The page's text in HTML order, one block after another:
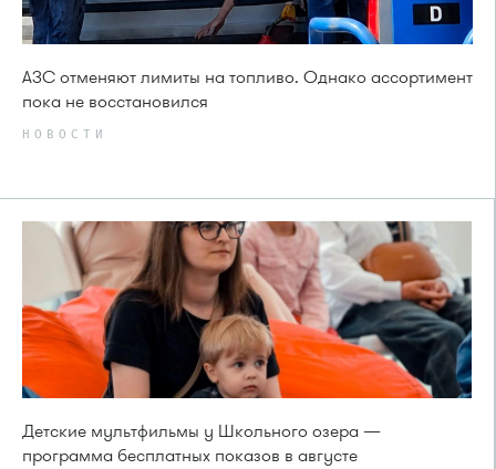
АЗС отменяют лимиты на топливо. Однако ассортимент
пока не восстановился
НОВОСТИ
Детские мультфильмы у Школьного озера —
программа бесплатных показов в августе